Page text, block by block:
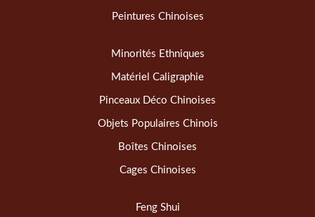
Peintures Chinoises
Minorités Ethniques
Matériel Caligraphie
Pinceaux Déco Chinoises
Objets Populaires Chinois
Boîtes Chinoises
Cages Chinoises
Feng Shui